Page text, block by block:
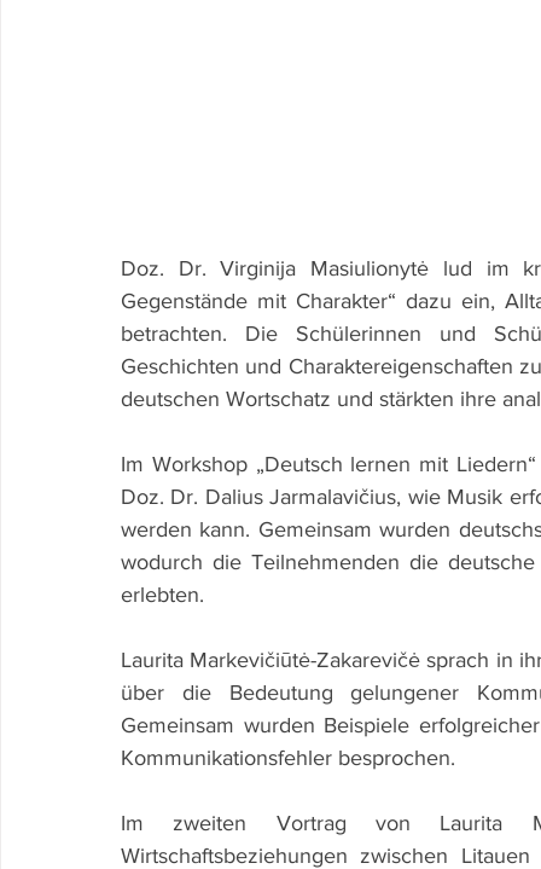
Doz. Dr. Virginija Masiulionytė lud im
Gegenstände mit Charakter“ dazu ein,
betrachten. Die Schülerinnen und
Geschichten und Charaktereigenschaften
deutschen Wortschatz und stärkten ihre
Im Workshop „Deutsch lernen mit
Doz. Dr. Dalius Jarmalavičius, wie Musik
werden kann. Gemeinsam wurden
wodurch die Teilnehmenden die
erlebten.
Laurita Markevičiūtė-Zakarevičė sprach in
über die Bedeutung gelungener
Gemeinsam wurden Beispiele
Kommunikationsfehler besprochen.
Im zweiten Vortrag von Laurita
Wirtschaftsbeziehungen zwischen